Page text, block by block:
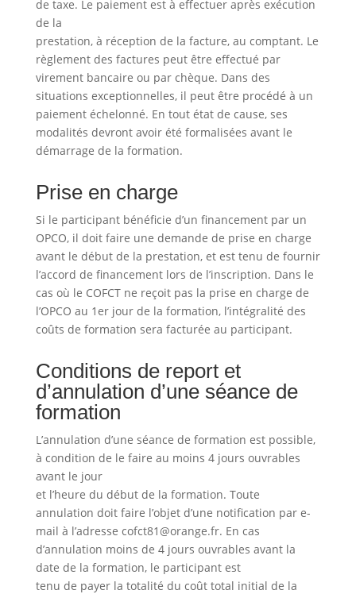
de taxe. Le paiement est à effectuer après exécution
de la
prestation, à réception de la facture, au comptant. Le
règlement des factures peut être effectué par
virement bancaire ou par chèque. Dans des
situations exceptionnelles, il peut être procédé à un
paiement échelonné. En tout état de cause, ses
modalités devront avoir été formalisées avant le
démarrage de la formation.
Prise en charge
Si le participant bénéficie d’un financement par un
OPCO, il doit faire une demande de prise en charge
avant le début de la prestation, et est tenu de fournir
l’accord de financement lors de l’inscription. Dans le
cas où le COFCT ne reçoit pas la prise en charge de
l’OPCO au 1er jour de la formation, l’intégralité des
coûts de formation sera facturée au participant.
Conditions de report et
d’annulation d’une séance de
formation
L’annulation d’une séance de formation est possible,
à condition de le faire au moins 4 jours ouvrables
avant le jour
et l’heure du début de la formation. Toute
annulation doit faire l’objet d’une notification par e-
mail à l’adresse cofct81@orange.fr. En cas
d’annulation moins de 4 jours ouvrables avant la
date de la formation, le participant est
tenu de payer la totalité du coût total initial de la